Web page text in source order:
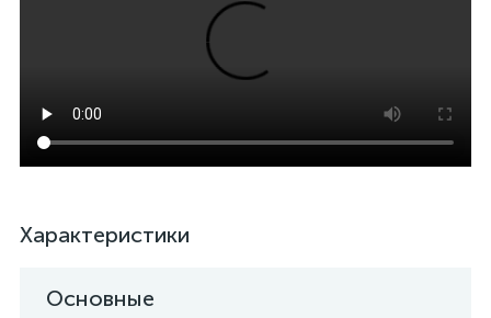
Характеристики
Основные